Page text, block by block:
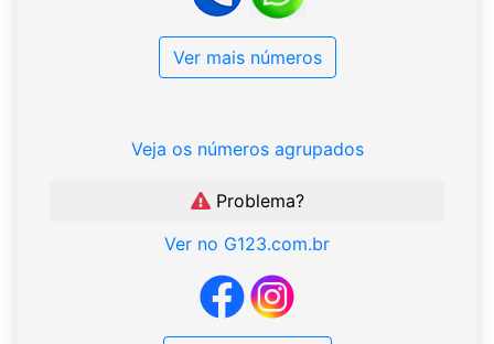
Ver mais números
Veja os números agrupados
Problema?
Ver no G123.com.br